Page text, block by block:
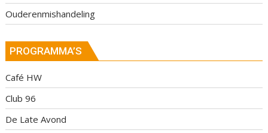
Ouderenmishandeling
PROGRAMMA’S
Café HW
Club 96
De Late Avond